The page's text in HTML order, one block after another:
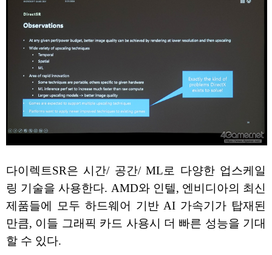
다이렉트SR은 시간/ 공간/ ML로 다양한 업스케일
링 기술을 사용한다. AMD와 인텔, 엔비디아의 최신
제품들에 모두 하드웨어 기반 AI 가속기가 탑재된
만큼, 이들 그래픽 카드 사용시 더 빠른 성능을 기대
할 수 있다.